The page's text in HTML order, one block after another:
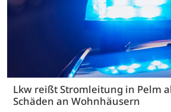
Lkw reißt Stromleitung in Pelm
Schäden an Wohnhäusern